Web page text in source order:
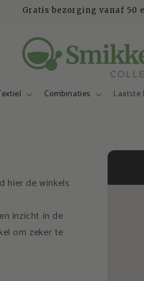
Gratis bezorging vanaf 50
Combinaties Laatste
hier de winkels
inzicht in de
om zeker te